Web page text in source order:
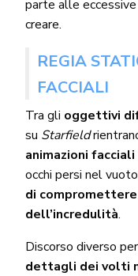
parte alle
creare.
REGIA
FACCIALI
Tra gli oggettivi
su Starfield
animazioni
occhi persi nel
di
dell’incredulità.
Discorso diverso
dettagli dei volti